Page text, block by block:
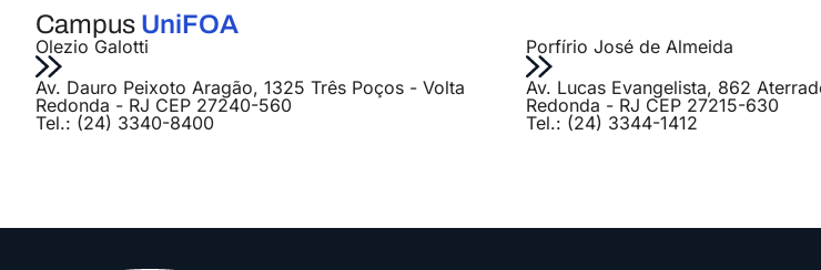
Campus UniFOA
Olezio Galotti
Av. Dauro Peixoto Aragão, 1325 Três Poços - Volta
Redonda - RJ CEP 27240-560
Tel.: (24) 3340-8400
Porfírio José de Almeida
Av. Lucas Evangelista, 862
Redonda - RJ CEP 27215-630
Tel.: (24) 3344-1412